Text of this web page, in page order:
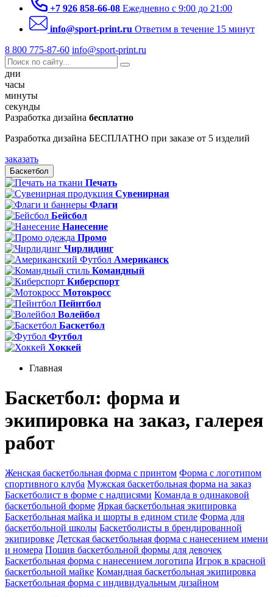
+7 926 858-66-08 Ежедневно с 9:00 до 21:00
info@sport-print.ru Ответим в течение 15 минут
8 800 775-87-60 info@sport-print.ru
дни
часы
минуты
секунды
Разработка дизайна бесплатно
Разработка дизайна БЕСПЛАТНО при заказе от 5 изделий
заказать
Баскетбол
Печать
Сувенирная
Флаги
Бейсбол
Нанесение
Промо
Чирлидинг
Американск
Командный
Киберспорт
Мотокросс
Пейнтбол
Волейбол
Баскетбол
Футбол
Хоккей
Главная
Баскетбол: форма и
экипировка на заказ, галерея
работ
Женская баскетбольная форма с принтом Форма с логотипом
спортивного клуба Мужская баскетбольная форма на заказ
Баскетболист в форме с надписями Команда в одинаковой
баскетбольной форме Яркая баскетбольная экипировка
Баскетбольная майка и шорты в едином стиле Форма для
баскетбольной школы Баскетболисты в брендированной
экипировке Детская баскетбольная форма с нанесением имени
и номера Пошив баскетбольной формы для девочек
Баскетбольная форма с нанесением логотипа Игрок в красной
баскетбольной майке Командная баскетбольная экипировка
Баскетбольная форма с индивидуальным дизайном